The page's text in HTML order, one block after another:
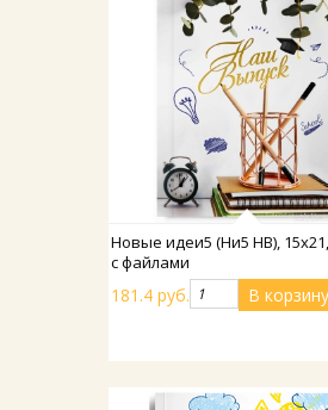
Подробнее
Новые идеи5 (Ни5 НВ),
с файлами
181.4 руб.